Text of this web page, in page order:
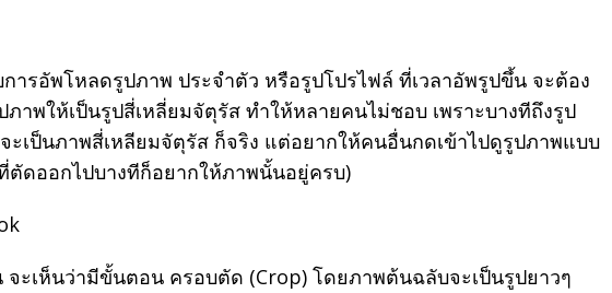
การอัพโหลดรูปภาพ ประจำตัว หรือรูปโปรไฟล์ ที่เวลาอัพรูปขึ้น จะต้อง
ภาพให้เป็นรูปสี่เหลี่ยมจัตุรัส ทำให้หลายคนไม่ชอบ เพราะบางทีถึงรูป
ะเป็นภาพสี่เหลียมจัตุรัส ก็จริง แต่อยากให้คนอื่นกดเข้าไปดูรูปภาพแบบ
ตัดออกไปบางทีก็อยากให้ภาพนั้นอยู่ครบ)
ะเห็นว่ามีขั้นตอน ครอบตัด (Crop) โดยภาพต้นฉลับจะเป็นรูปยาวๆ